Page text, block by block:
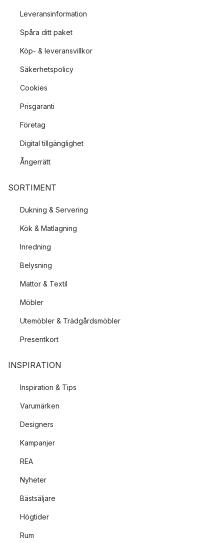
Leveransinformation
Spåra ditt paket
Köp- & leveransvillkor
Säkerhetspolicy
Cookies
Prisgaranti
Företag
Digital tillgänglighet
Ångerrätt
SORTIMENT
Dukning & Servering
Kök & Matlagning
Inredning
Belysning
Mattor & Textil
Möbler
Utemöbler & Trädgårdsmöbler
Presentkort
INSPIRATION
Inspiration & Tips
Varumärken
Designers
Kampanjer
REA
Nyheter
Bästsäljare
Högtider
Rum